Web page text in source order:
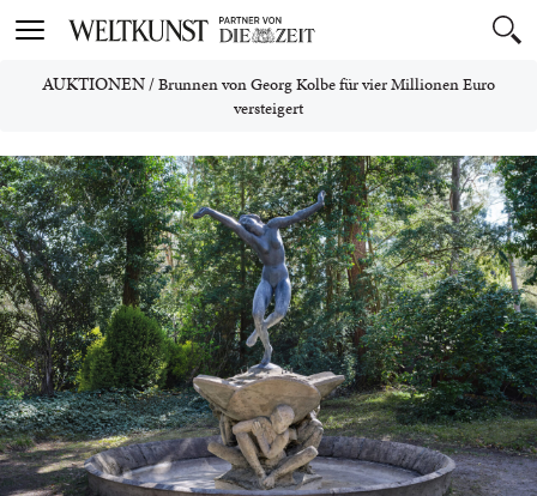
Toggle
AUKTIONEN/Brunnen von Georg Kolbe für vier Millionen Euro
versteigert